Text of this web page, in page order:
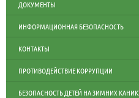
ДОКУМЕНТЫ
ИНФОРМАЦИОННАЯ БЕЗОПАСНОСТЬ
КОНТАКТЫ
ПРОТИВОДЕЙСТВИЕ КОРРУПЦИИ
БЕЗОПАСНОСТЬ ДЕТЕЙ НА ЗИМНИХ